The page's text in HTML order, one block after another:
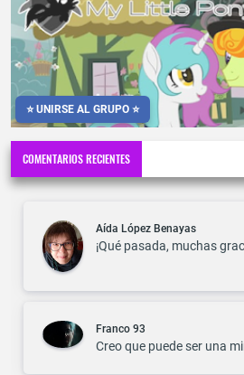
⭐ UNIRSE AL GRUPO ⭐
COMENTARIOS RECIENTES
Aída López Benayas
¡Qué pasada, muchas
Franco 93
Creo que puede ser una